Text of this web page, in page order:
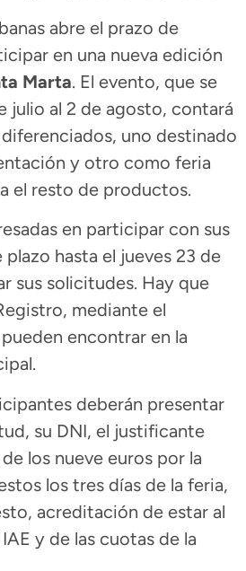
abre el prazo de
en una nueva edición
Marta. El evento, que se
julio al 2 de agosto, contará
uno destinado
y otro como feria
el resto de productos.
en participar con sus
hasta el jueves 23 de
sus solicitudes. Hay que
mediante el
encontrar en la
deberán presentar
su DNI, el justificante
los nueve euros por la
los tres días de la feria,
acreditación de estar al
y de las cuotas de la